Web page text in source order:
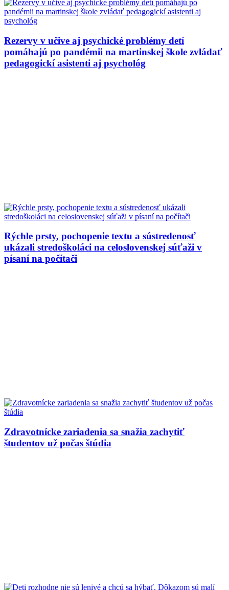
Rezervy v učive aj psychické problémy detí
pomáhajú po pandémii na martinskej škole zvládať
pedagogickí asistenti aj psychológ
Rýchle prsty, pochopenie textu a sústredenosť
ukázali stredoškoláci na celoslovenskej súťaži v
písaní na počítači
Zdravotnícke zariadenia sa snažia zachytiť
študentov už počas štúdia